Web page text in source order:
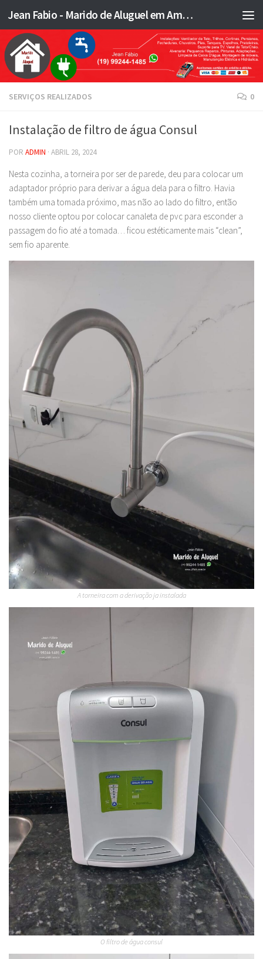
Skip to content Jean Fabio - Marido de Aluguel em Americana SP e região - JFMA
SERVIÇOS REALIZADOS 0
Instalação de filtro de água Consul
POR ADMIN · ABRIL 28, 2024
Nesta cozinha, a torneira por ser de parede, deu para colocar um
adaptador próprio para derivar a água dela para o filtro. Havia
também uma tomada próximo, mas não ao lado do filtro, então
nosso cliente optou por colocar canaleta de pvc para esconder a
passagem do fio até a tomada… ficou estéticamente mais “clean”,
sem fio aparente.
A torneira com a derivação ja instalada
O filtro de água consul